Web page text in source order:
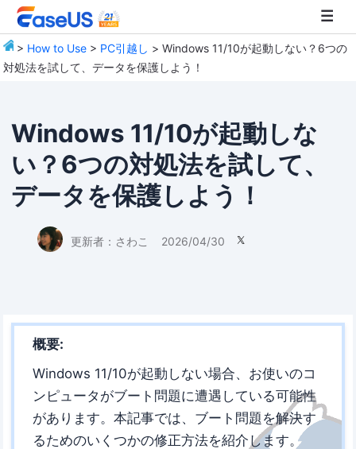
> How to Use > PC引越し > Windows 11/10が起動しない？6つの
対処法を試して、データを保護しよう！
Windows 11/10が起動しな
い？6つの対処法を試して、
データを保護しよう！
更新者： さわこ 2026/04/30 
概要:
Windows 11/10が起動しない場合、お使いのコ
ンピュータがブート問題に遭遇している可能性
があります。本記事では、ブート問題を解決す
るためのいくつかの修正方法を紹介します。